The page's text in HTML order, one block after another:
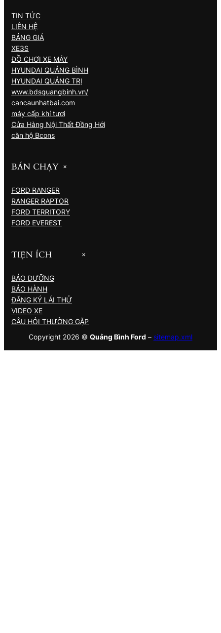
TIN TỨC
LIÊN HỆ
BẢNG GIÁ
XE3S
ĐỒ CHƠI XE MÁY
HYUNDAI QUẢNG BÌNH
HYUNDAI QUẢNG TRỊ
www.bdsquangbinh.vn/
cancaunhatbai.com
máy cấp khí tươi
Cửa Hàng Nội Thất Đồng Hới
căn hộ Bcons
BÁN CHẠY +
FORD RANGER
RANGER RAPTOR
FORD TERRITORY
FORD EVEREST
TIỆN ÍCH +
BẢO DƯỠNG
BẢO HÀNH
ĐĂNG KÝ LÁI THỬ
VIDEO XE
CÂU HỎI THƯỜNG GẶP
Copyright 2026 © Quảng Bình Ford – sitemap.xml